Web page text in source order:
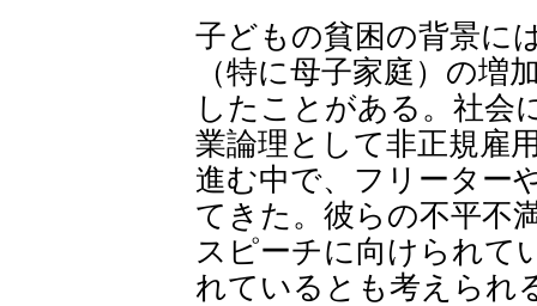
子どもの貧困の背景に
（特に母子家庭）の増
したことがある。社会
業論理として非正規雇
進む中で、フリーター
てきた。彼らの不平不
スピーチに向けられて
れているとも考えられ